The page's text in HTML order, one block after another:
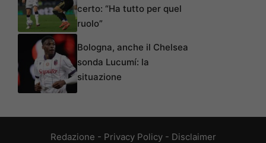
certo: “Ha tutto per quel
ruolo”
Bologna, anche il Chelsea
sonda Lucumí: la
situazione
Redazione - Privacy Policy- Disclaimer